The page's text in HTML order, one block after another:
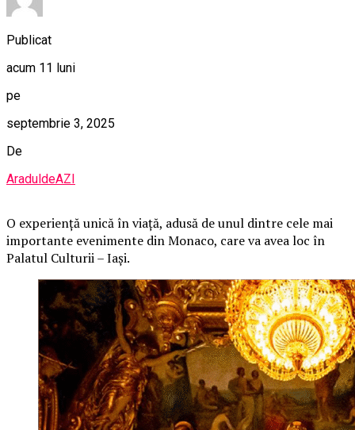
Publicat
acum 11 luni
pe
septembrie 3, 2025
De
AraduldeAZI
O experiență unică în viață, adusă de unul dintre cele mai
importante evenimente din Monaco, care va avea loc în
Palatul Culturii – Iași.